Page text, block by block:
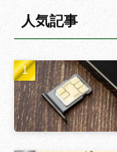
人気記事